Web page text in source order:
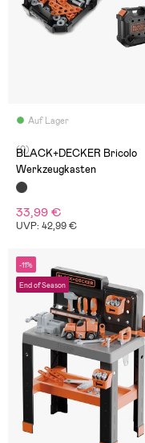
Auf Lager
(0)
BLACK+DECKER Bricolo
Werkzeugkasten
33,99 €
UVP: 42,99 €
-11%
End of Season